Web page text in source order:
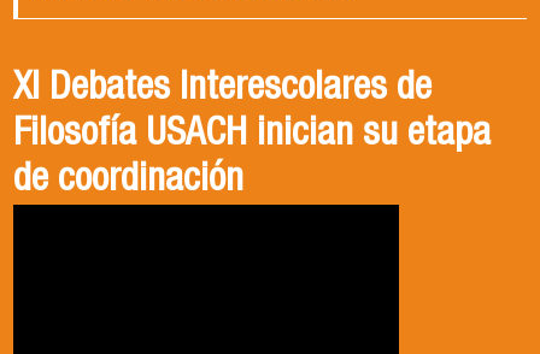
XI Debates Interescolares de
Filosofía USACH inician su etapa
de coordinación